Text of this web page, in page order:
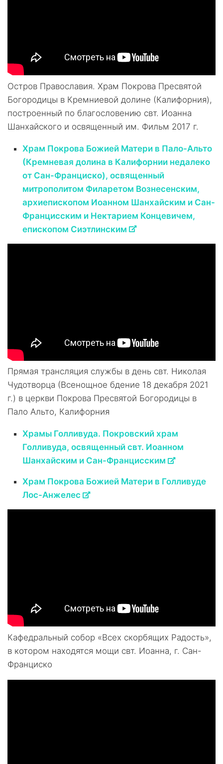
Остров Православия. Храм Покрова Пресвятой
Богородицы в Кремниевой долине (Калифорния),
построенный по благословению свт. Иоанна
Шанхайского и освященный им. Фильм 2017 г.
Храм Покрова Божией Матери в Пало-Альто
(Кремневая долина в Калифорнии недалеко
от Сан-Франциско), освященный
митрополитом Филаретом Вознесенским,
архиепископом Иоанном Шанхайским и Сан-
Францисским и Нектарием Концевичем,
епископом Сиэтлинским
Прямая трансляция службы в день свт. Николая
Чудотворца (Всенощное бдение 18 декабря 2021
г.) в церкви Покрова Пресвятой Богородицы в
Пало Альто, Калифорния
Храмы Голливуда. Покровский храм
Голливуда, освященный свт. Иоанном
Шанхайским и Сан-Францисским
Храм Покрова Божией Матери в Голливуде
Лос-Анжелес
Кафедральный собор «Всех скорбящих Радость»,
в котором находятся мощи свт. Иоанна, г. Сан-
Франциско